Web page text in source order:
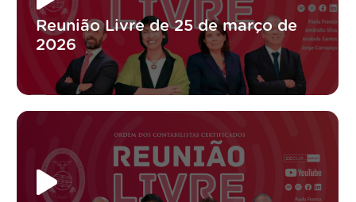
Reunião Livre de 25 de março de
2026